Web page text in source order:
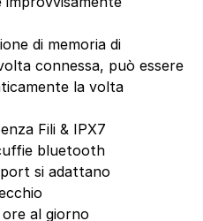
di memoria di
connessa, può essere
la volta
Fili & IPX7
bluetooth
si adattano
al giorno